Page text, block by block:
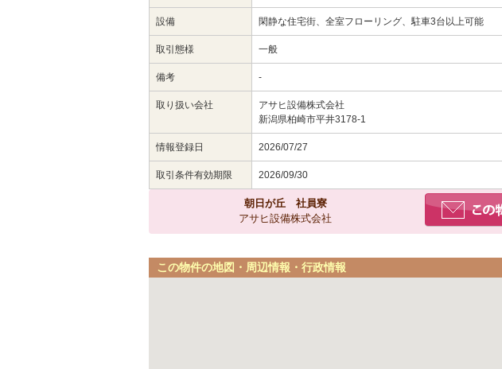
設備 閑静な住宅街、全室フローリング、駐車3台以上可能
取引態様 一般
備考 -
取り扱い会社
アサヒ設備株式会社
新潟県柏崎市平井3178-1
情報登録日 2026/07/27
取引条件有効期限 2026/09/30
朝日が丘 社員寮
アサヒ設備株式会社
この物件の地図・周辺情報・行政情報